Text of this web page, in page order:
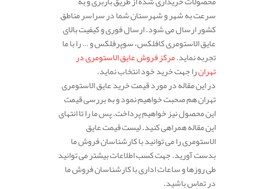
سرعت به شهر و شهرستان شما در سراسر مناطق
کشور ارسال می شود. ارسال فوری و کیفیت بالای
عایق الاستومری کافلکس، سوپرفلکس و … را با ما
تجربه نماید.مرکز فروش عایق الاستومری در
تهرانرا جهت خرید خود انتخاب نماید.
در این مقاله در مورد قیمت خرید عایق الاستومری
تهران هم صحبت خواهیم نمود و به بررسی قیمت
این محصول نیز خواهیم پرداخت. پس ما را تا انتهای
این مقاله همراهی کنید. لیست قیمت عایق
الاستومری را می توانید با کارشناسان فروش ما
بدست آورید. جهت کسب اطلاعات بیشتر می توانید
طی روزها و ساعات اداری با کارشناسان فروش ما
در تماس باشید.